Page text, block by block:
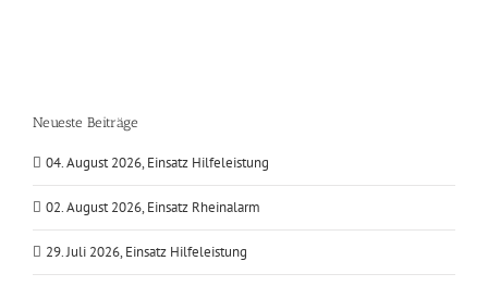
Neueste Beiträge
04. August 2026, Einsatz Hilfeleistung
02. August 2026, Einsatz Rheinalarm
29. Juli 2026, Einsatz Hilfeleistung